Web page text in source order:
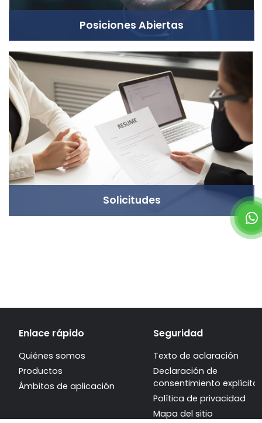
Posiciones Abiertas
Solicitudes
Enlace rápido
Quiénes somos
Productos
Ámbitos de aplicación
Seguridad
Texto de aclaración
Declaración de
consentimiento explícito
Política de privacidad
Mapa del sitio